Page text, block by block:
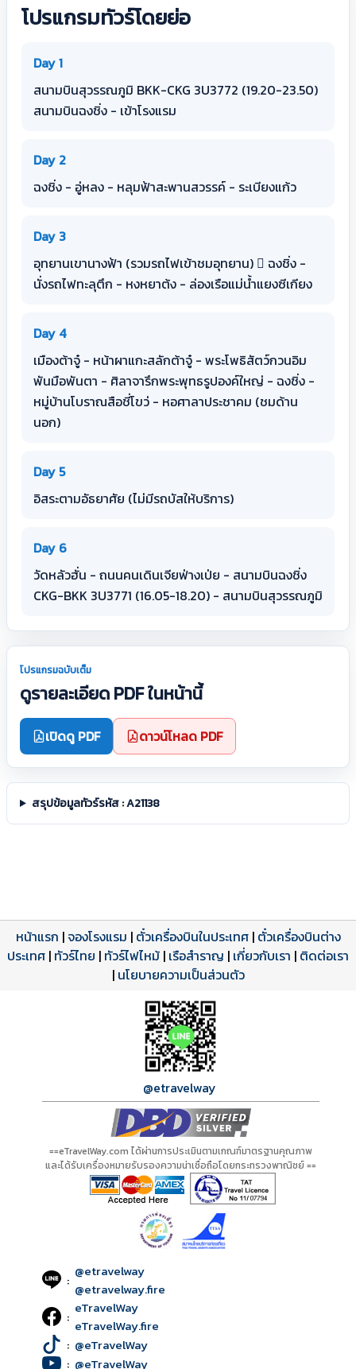
โปรแกรมทัวร์โดยย่อ
Day 1
สนามบินสุวรรณภูมิ BKK-CKG 3U3772 (19.20-23.50)
สนามบินฉงชิ่ง - เข้าโรงแรม
Day 2
ฉงชิ่ง - อู่หลง - หลุมฟ้าสะพานสวรรค์ - ระเบียงแก้ว
Day 3
อุทยานเขานางฟ้า (รวมรถไฟเข้าชมอุทยาน)  ฉงชิ่ง -
นั่งรถไฟทะลุตึก - หงหยาต้ง - ล่องเรือแม่น้ำแยงซีเกียง
Day 4
เมืองต้าจู๋ - หน้าผาแกะสลักต้าจู๋ - พระโพธิสัตว์กวนอิม
พันมือพันตา - ศิลาจารึกพระพุทธรูปองค์ใหญ่ - ฉงชิ่ง -
หมู่บ้านโบราณสือชี่โขว่ - หอศาลาประชาคม (ชมด้าน
นอก)
Day 5
อิสระตามอัธยาศัย (ไม่มีรถบัสให้บริการ)
Day 6
วัดหลัวฮั่น - ถนนคนเดินเจียฟ่างเป่ย - สนามบินฉงชิ่ง
CKG-BKK 3U3771 (16.05-18.20) - สนามบินสุวรรณภูมิ
โปรแกรมฉบับเต็ม
ดูรายละเอียด PDF ในหน้านี้
เปิดดู PDF ดาวน์โหลด PDF
สรุปข้อมูลทัวร์รหัส : A21138
โปรแกรมทัวร์
ดาวน์โหลด PDF
รีวิวลูกค้าจริง
รีวิวจาก eTravelWay
เปิดหน้าเต็ม
ใบอนุญาตนำเที่ยว
เลขที่ 11/11450
เปิดหน้าเต็ม
หน้าแรก |จองโรงแรม | ตั๋วเครื่องบินในประเทศ| ตั๋วเครื่องบินต่าง
ประเทศ | ทัวร์ไทย | ทัวร์ไฟไหม้ | เรือสำราญ | เกี่ยวกับเรา | ติดต่อเรา
| นโยบายความเป็นส่วนตัว
@etravelway
==eTravelWay.com ได้ผ่านการประเมินตามเกณฑ์มาตรฐานคุณภาพ
และได้รับเครื่องหมายรับรองความน่าเชื่อถือโดยกระทรวงพาณิชย์ ==
: @etravelway
@etravelway.fire
: eTravelWay
eTravelWay.fire
: @eTravelWay
: @eTravelWay